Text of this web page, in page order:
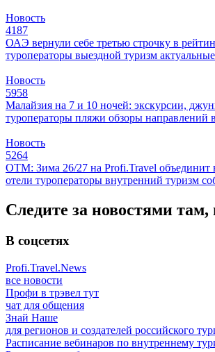
Новость
4187
ОАЭ вернули себе третью строчку в
туроператоры выездной туризм
Новость
5958
Малайзия на 7 и 10 ночей: экскурсии,
туроператоры пляжи обзоры направлений
Новость
5264
ОТМ: Зима 26/27 на Profi.Travel объединит
отели туроператоры внутренний туризм
Следите за новостями там,
В соцсетях
Profi.Travel.News
все новости
Профи в трэвел тут
чат для общения
Знай Наше
для регионов и создателей российского
Расписание вебинаров по внутреннему